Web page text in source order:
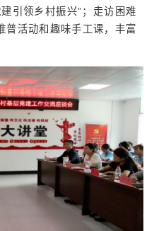
引领乡村振兴”；走访困难
普活动和趣味手工课，丰富